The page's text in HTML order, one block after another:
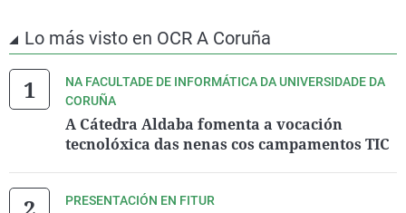
Lo más visto en OCR A Coruña
NA FACULTADE DE INFORMÁTICA DA UNIVERSIDADE DA
CORUÑA
A Cátedra Aldaba fomenta a vocación
tecnolóxica das nenas cos campamentos TIC
PRESENTACIÓN EN FITUR